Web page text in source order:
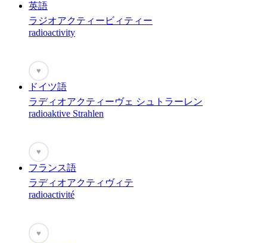
英語
ラジオアクティービィティー
radioactivity
♥
ドイツ語
ラディオアクティーヴェ シュトラーレン
radioaktive Strahlen
♥
フランス語
ラディオアクティヴィテ
radioactivité
♥